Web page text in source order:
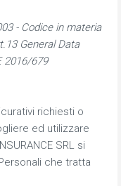
- Codice in materia
General Data
2016/679
richiesti o
ed utilizzare
SRL si
che tratta